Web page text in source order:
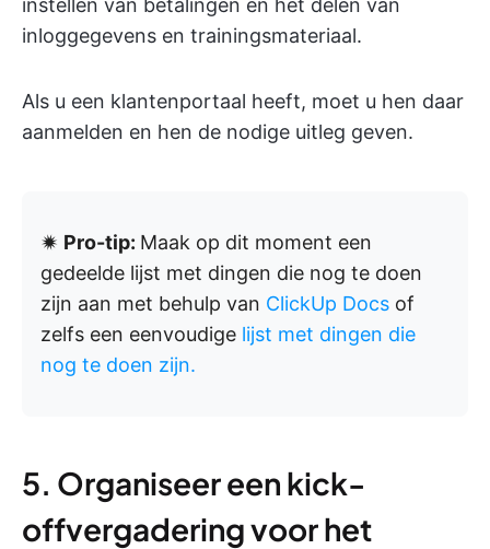
inloggegevens en trainingsmateriaal.
Als u een klantenportaal heeft, moet u hen daar
aanmelden en hen de nodige uitleg geven.
🟒 Pro-tip: Maak op dit moment een
gedeelde lijst met dingen die nog te doen
zijn aan met behulp van ClickUp Docs of
zelfs een eenvoudige lijst met dingen die
nog te doen zijn.
5. Organiseer een kick-
offvergadering voor het